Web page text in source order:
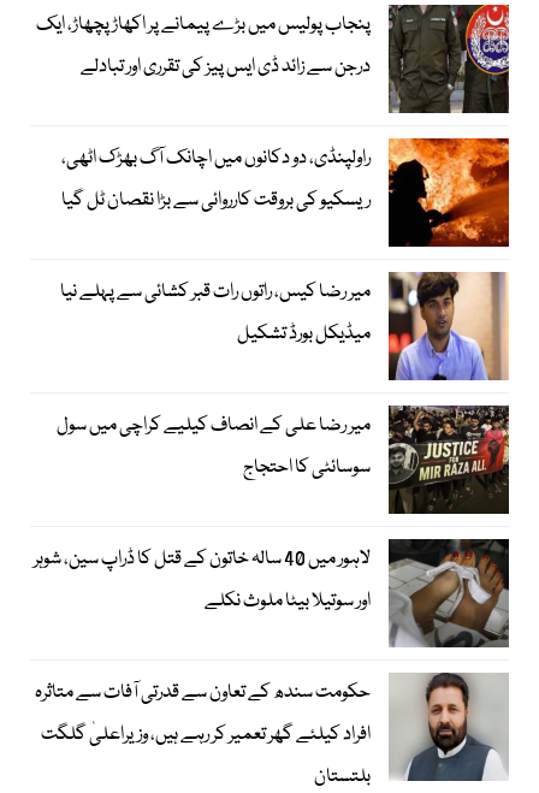
پنجاب پولیس میں بڑے پیمانے پر اکھاڑ پچھاڑ، ایک
درجن سے زائد ڈی ایس پیز کی تقرری اور تبادلے
راولپنڈی، دو دکانوں میں اچانک آگ بھڑک اٹھی،
ریسکیو کی بروقت کارروائی سے بڑا نقصان ٹل گیا
میر رضا کیس، راتوں رات قبر کشائی سے پہلے نیا
میڈیکل بورڈ تشکیل
میر رضا علی کے انصاف کیلیے کراچی میں سول
سوسائٹی کا احتجاج
لاہور میں 40 سالہ خاتون کے قتل کا ڈراپ سین، شوہر
اور سوتیلا بیٹا ملوث نکلے
حکومت سندھ کے تعاون سے قدرتی آفات سے متاثرہ
افراد کیلئے گھر تعمیر کر رہے ہیں، وزیراعلیٰ گلگت
بلتستان